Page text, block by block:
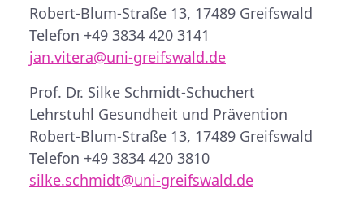
Robert-Blum-Straße 13, 17489 Greifswald
Telefon +49 3834 420 3141
jan.vitera@uni-greifswald.de
Prof. Dr. Silke Schmidt-Schuchert
Lehrstuhl Gesundheit und Prävention
Robert-Blum-Straße 13, 17489 Greifswald
Telefon +49 3834 420 3810
silke.schmidt@uni-greifswald.de